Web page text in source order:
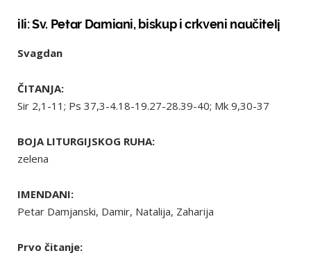
ili: Sv. Petar Damiani, biskup i crkveni naučitelj
Svagdan
ČITANJA:
Sir 2,1-11; Ps 37,3-4.18-19.27-28.39-40; Mk 9,30-37
BOJA LITURGIJSKOG RUHA:
zelena
IMENDANI:
Petar Damjanski, Damir, Natalija, Zaharija
Prvo čitanje: